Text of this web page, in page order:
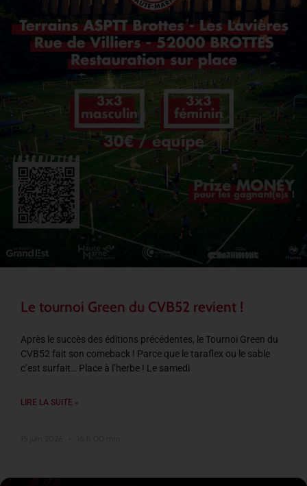
Le tournoi Green du CVB52 revient !
Après le succès des éditions précédentes, le Tournoi Green du
CVB52 fait son comeback ! Parce que le taraflex ou le sable
c’est surfait… Place à l’herbe ! Le samedi
LIRE LA SUITE »